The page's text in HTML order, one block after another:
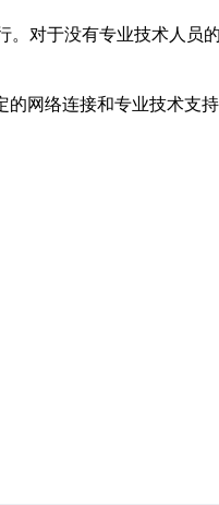
对于没有专业技术人员
网络连接和专业技术支